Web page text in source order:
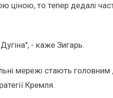
ціною, то тепер дедалі
- каже Зигарь.
мережі стають
Кремля.